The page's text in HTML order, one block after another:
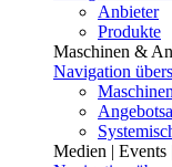
Anbieter
Produkte
Maschinen &
Navigation
Medien | Events